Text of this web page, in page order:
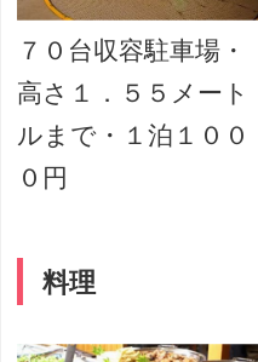
７０台収容駐車場・
高さ１．５５メート
ルまで・１泊１００
０円
料理